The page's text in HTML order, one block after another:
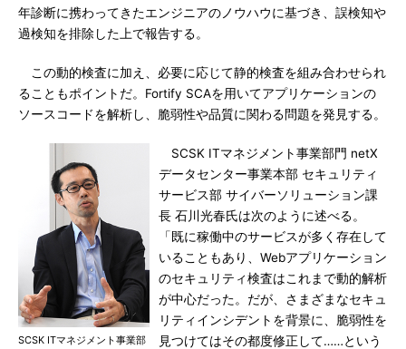
年診断に携わってきたエンジニアのノウハウに基づき、誤検知や
過検知を排除した上で報告する。
この動的検査に加え、必要に応じて静的検査を組み合わせられ
ることもポイントだ。Fortify SCAを用いてアプリケーションの
ソースコードを解析し、脆弱性や品質に関わる問題を発見する。
SCSK ITマネジメント事業部
SCSK ITマネジメント事業部門 netX
データセンター事業本部 セキュリティ
サービス部 サイバーソリューション課
長 石川光春氏は次のように述べる。
「既に稼働中のサービスが多く存在して
いることもあり、Webアプリケーション
のセキュリティ検査はこれまで動的解析
が中心だった。だが、さまざまなセキュ
リティインシデントを背景に、脆弱性を
見つけてはその都度修正して……という